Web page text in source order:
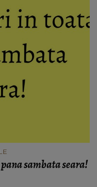
sambata seara!